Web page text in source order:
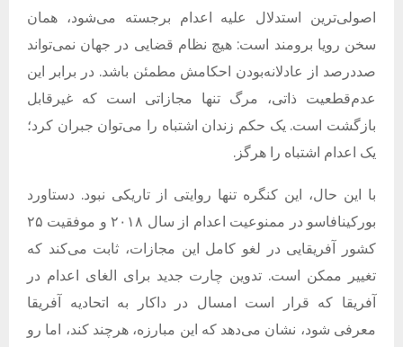
اصولی‌ترین استدلال علیه اعدام برجسته می‌شود، همان
سخن رویا برومند است: هیچ نظام قضایی در جهان نمی‌تواند
صددرصد از عادلانه‌بودن احکامش مطمئن باشد. در برابر این
عدم‌قطعیت ذاتی، مرگ تنها مجازاتی است که غیرقابل
بازگشت است. یک حکم زندان اشتباه را می‌توان جبران کرد؛
یک اعدام اشتباه را هرگز .
با این حال، این کنگره تنها روایتی از تاریکی نبود. دستاورد
بورکینافاسو در ممنوعیت اعدام از سال ۲۰۱۸ و موفقیت ۲۵
کشور آفریقایی در لغو کامل این مجازات، ثابت می‌کند که
تغییر ممکن است. تدوین چارت جدید برای الغای اعدام در
آفریقا که قرار است امسال در داکار به اتحادیه آفریقا
معرفی شود، نشان می‌دهد که این مبارزه، هرچند کند، اما رو